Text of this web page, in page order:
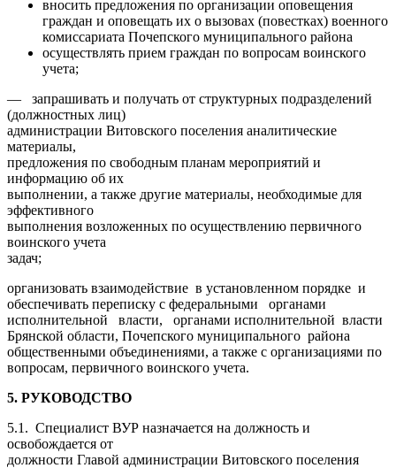
вносить предложения по организации оповещения
граждан и оповещать их о вызовах (повестках) военного
комиссариата Почепского муниципального района
осуществлять прием граждан по вопросам воинского
учета;
— запрашивать и получать от структурных подразделений
(должностных лиц)
администрации Витовского поселения аналитические
материалы,
предложения по свободным планам мероприятий и
информацию об их
выполнении, а также другие материалы, необходимые для
эффективного
выполнения возложенных по осуществлению первичного
воинского учета
задач;
организовать взаимодействие в установленном порядке и
обеспечивать переписку с федеральными органами
исполнительной власти, органами исполнительной власти
Брянской области, Почепского муниципального района
общественными объединениями, а также с организациями по
вопросам, первичного воинского учета.
5. РУКОВОДСТВО
5.1. Специалист ВУР назначается на должность и
освобождается от
должности Главой администрации Витовского поселения